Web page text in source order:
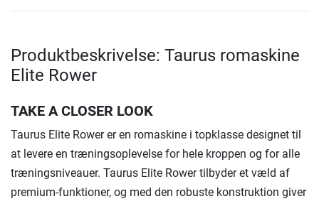
Produktbeskrivelse: Taurus romaskine
Elite Rower
TAKE A CLOSER LOOK
Taurus Elite Rower er en romaskine i topklasse designet til
at levere en træningsoplevelse for hele kroppen og for alle
træningsniveauer. Taurus Elite Rower tilbyder et væld af
premium-funktioner, og med den robuste konstruktion giver